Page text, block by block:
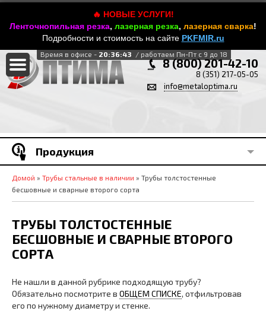
🔥 НОВЫЕ УСЛУГИ!
Ленточнопильная резка, лазерная резка, лазерная сварка!
Подробности и стоимость на сайте PKFMIR.ru
Время в офисе - 20:36:43 / работаем Пн-Пт с 9 до 18
8 (800) 201-42-10
8 (351) 217-05-05
info@metaloptima.ru
Продукция
Домой » Трубы стальные в наличии » Трубы толстостенные
бесшовные и сварные второго сорта
ТРУБЫ ТОЛСТОСТЕННЫЕ
БЕСШОВНЫЕ И СВАРНЫЕ ВТОРОГО
СОРТА
Не нашли в данной рубрике подходящую трубу?
Обязательно посмотрите в ОБЩЕМ СПИСКЕ, отфильтровав
его по нужному диаметру и стенке.